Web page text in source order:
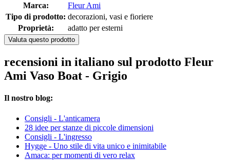
Marca:
Fleur Ami
Tipo di prodotto: decorazioni, vasi e fioriere
Proprietà:
adatto per esterni
Valuta questo prodotto
recensioni in italiano sul prodotto Fleur
Ami Vaso Boat - Grigio
Il nostro blog:
Consigli - L'anticamera
28 idee per stanze di piccole dimensioni
Consigli - L'ingresso
Hygge - Uno stile di vita unico e inimitabile
Amaca: per momenti di vero relax